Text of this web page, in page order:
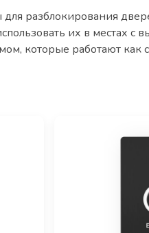
разблокирования
их в местах
которые работают